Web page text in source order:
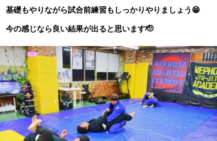
基礎もやりながら試合前練習もしっかりやりましょう😁
今の感じなら良い結果が出ると思います🫡